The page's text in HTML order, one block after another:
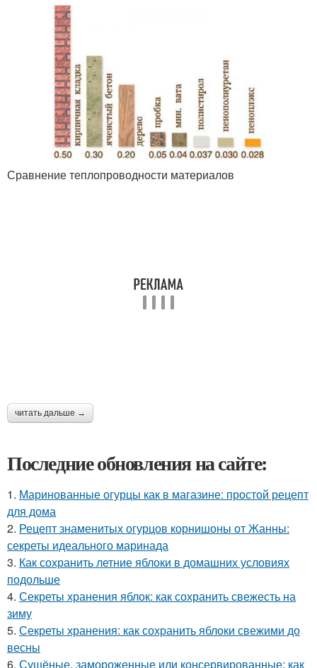
Сравнение теплопроводности материалов
читать дальше →
Последние обновления на сайте:
1. Маринованные огурцы как в магазине: простой рецепт
для дома
2. Рецепт знаменитых огурцов корнишоны от Жанны:
секреты идеального маринада
3. Как сохранить летние яблоки в домашних условиях
подольше
4. Секреты хранения яблок: как сохранить свежесть на
зиму
5. Секреты хранения: как сохранить яблоки свежими до
весны
6. Сушёные, замороженные или консервированные: как